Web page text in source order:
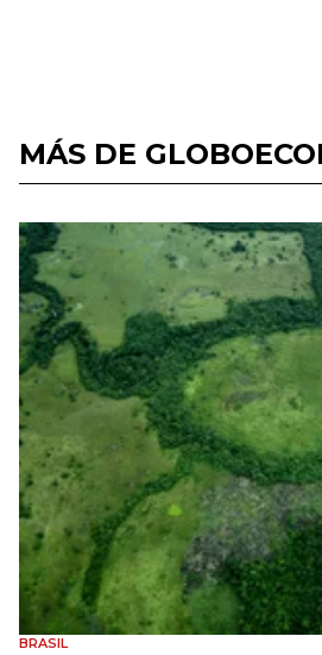
MÁS DE
BRASIL